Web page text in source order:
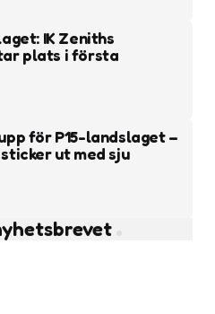
IK Zeniths
plats i första
för P15-landslaget –
ut med sju